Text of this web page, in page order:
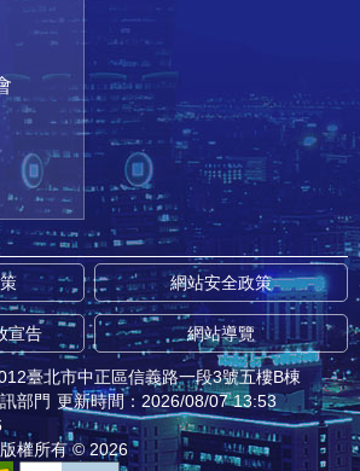
網站安全政策
宣告 網站導覽
臺北市中正區信義路一段3號五樓B棟
部門 更新時間：2026/08/07 13:53
權所有 © 2026